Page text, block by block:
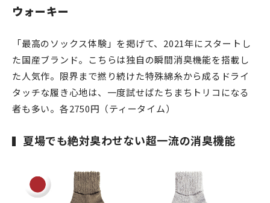
ウォーキー
「最高のソックス体験」を掲げて、2021年にスタートし
た国産ブランド。こちらは独自の瞬間消臭機能を搭載し
た人気作。限界まで撚り続けた特殊綿糸から成るドライ
タッチな履き心地は、一度試せばたちまちトリコになる
者も多い。各2750円（ティータイム）
夏場でも絶対臭わせない超一流の消臭機能